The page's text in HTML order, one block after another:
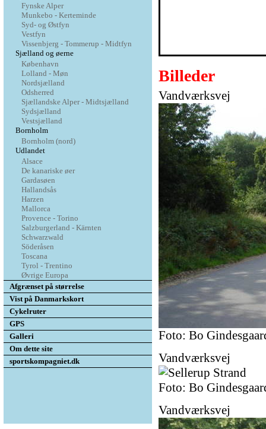
Fynske Alper
Munkebo - Kerteminde
Syd- og Østfyn
Vestfyn
Vissenbjerg - Tommerup - Midtfyn
Sjælland og øerne
København
Lolland - Møn
Nordsjælland
Odsherred
Sjællandske Alper - Midtsjælland
Sydsjælland
Vestsjælland
Bornholm
Bornholm (nord)
Udlandet
Alsace
De kanariske øer
Gardasøen
Hallandsås
Harzen
Mallorca
Provence - Torino
Salzburgerland - Kärnten
Schwarzwald
Söderåsen
Toscana
Tyrol - Trentino
Øvrige Europa
Afgrænset på størrelse
Vist på Danmarkskort
Cykelruter
GPS
Galleri
Om dette site
sportskompagniet.dk
Billeder
Vandværksvej
Foto: Bo
Vandværksvej
Foto: Bo
Vandværksvej